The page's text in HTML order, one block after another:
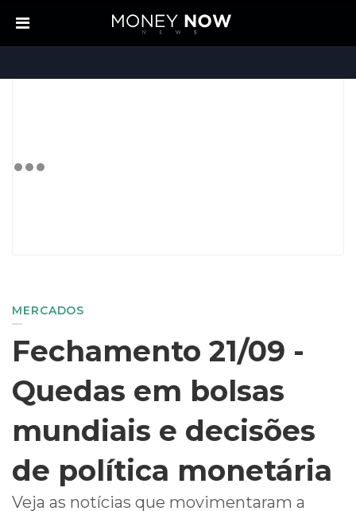
MERCADOS
Fechamento 21/09 -
Quedas em bolsas
mundiais e decisões
de política monetária
Veja as notícias que movimentaram a